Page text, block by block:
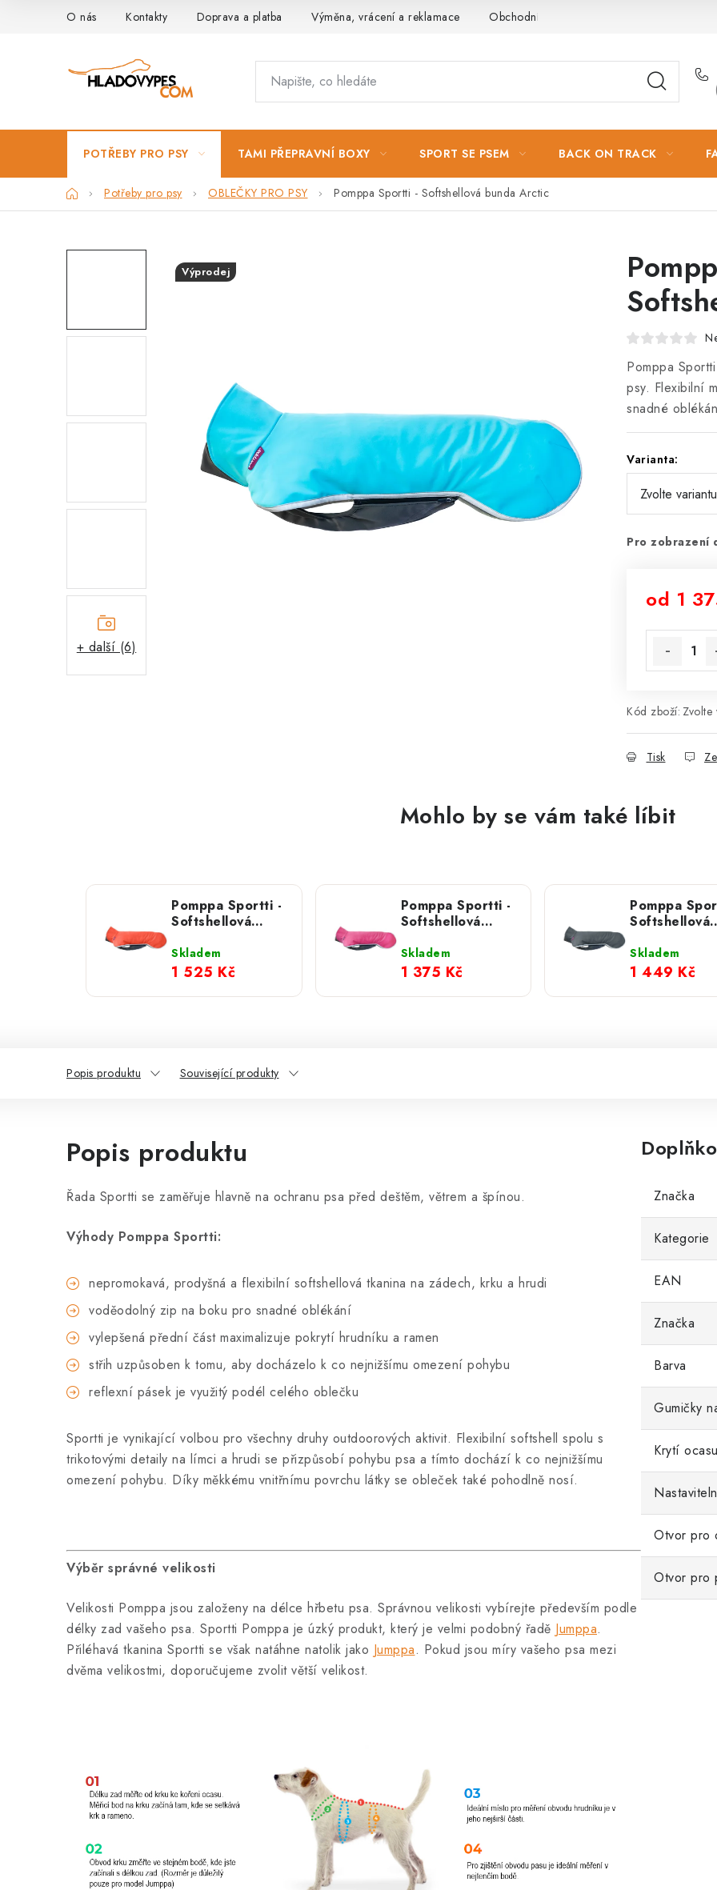
O nás Kontakty Doprava a platba Výměna, vrácení a reklamace Obchodní podmínky Podmínky
POTŘEBY PRO PSY TAMI PŘEPRAVNÍ BOXY SPORT SE PSEM BACK ON TRACK
DomůPotřeby pro psy OBLEČKY PRO PSY Pomppa Sportti - Softshellová bunda Arctic
+ další (6)
Pomppa
psy. Flexibilní
snadné
Varianta:
Pro zobrazení
od 1
Kód zboží: Zvolte
Tisk
Výprodej
Mohlo by se vám také líbit
Pomppa Sportti -
Softshellová
Skladem
1 525 Kč
Pomppa Sportti -
Softshellová
Skladem
1 375 Kč
Pomppa
Softshellová
Skladem
1 449 Kč
Popis produktu Související produkty
Popis produktu
Řada Sportti se zaměřuje hlavně na ochranu psa před deštěm, větrem a špínou.
Výhody Pomppa Sportti:
nepromokavá, prodyšná a flexibilní softshellová tkanina na zádech, krku a hrudi
voděodolný zip na boku pro snadné oblékání
vylepšená přední část maximalizuje pokrytí hrudníku a ramen
střih uzpůsoben k tomu, aby docházelo k co nejnižšímu omezení pohybu
reflexní pásek je využitý podél celého oblečku
Sportti je vynikající volbou pro všechny druhy outdoorových aktivit. Flexibilní softshell spolu s
trikotovými detaily na límci a hrudi se přizpůsobí pohybu psa a tímto dochází k co nejnižšímu
omezení pohybu. Díky měkkému vnitřnímu povrchu látky se obleček také pohodlně nosí.
Výběr správné velikosti
Velikosti Pomppa jsou založeny na délce hřbetu psa. Správnou velikosti vybírejte především podle
délky zad vašeho psa. Sportti Pomppa je úzký produkt, který je velmi podobný řadě Jumppa.
Přiléhavá tkanina Sportti se však natáhne natolik jako Jumppa. Pokud jsou míry vašeho psa mezi
dvěma velikostmi, doporučujeme zvolit větší velikost.
Značka
Kategorie
EAN
Značka
Barva
Gumičky
Krytí ocasu
Otvor pro
Otvor pro